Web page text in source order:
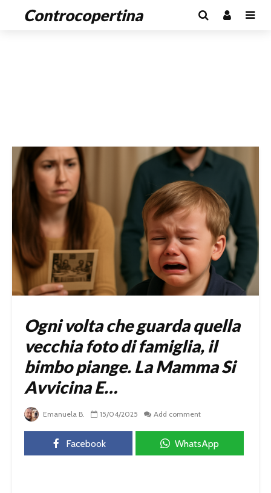
Controcopertina
Ogni volta che guarda quella
vecchia foto di famiglia, il
bimbo piange. La Mamma Si
Avvicina E…
Emanuela B. 15/04/2025 Add comment
Facebook WhatsApp